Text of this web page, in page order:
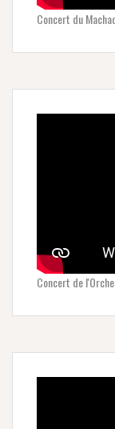
Concert du
Concert de